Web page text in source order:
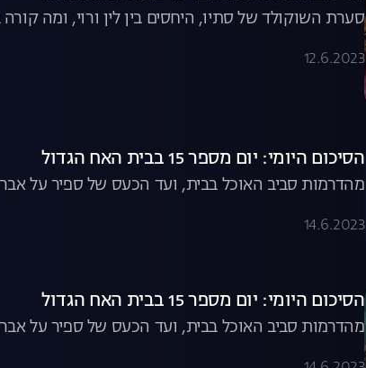
סערת השוקולד של סתיו, היחסים בין לין ורוי, ומה
12.6.2023
הסיכום היומי: יום מספר 15 בבית האח הגדול
מהדרמות סביב האוכל בבית, ועד הכעס של ספיר על אברהם. כל מה
14.6.2023
הסיכום היומי: יום מספר 15 בבית האח הגדול
מהדרמות סביב האוכל בבית, ועד הכעס של ספיר על אברהם. כל מה